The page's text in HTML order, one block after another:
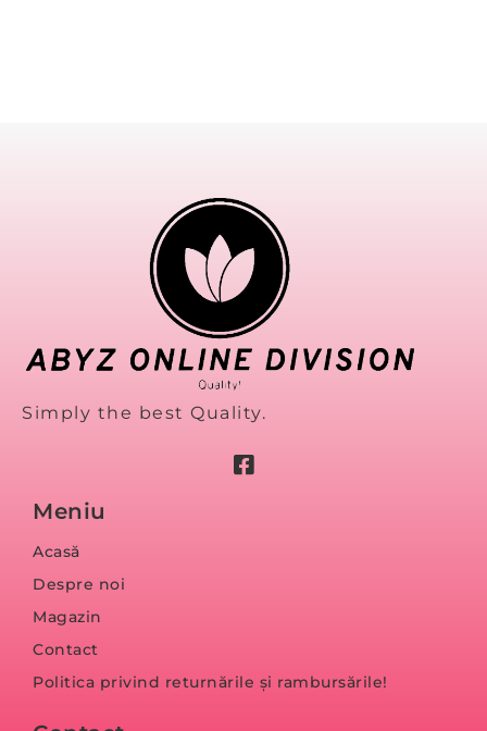
Simply the best Quality.
Meniu
Acasă
Despre noi
Magazin
Contact
Politica privind returnările și rambursările!